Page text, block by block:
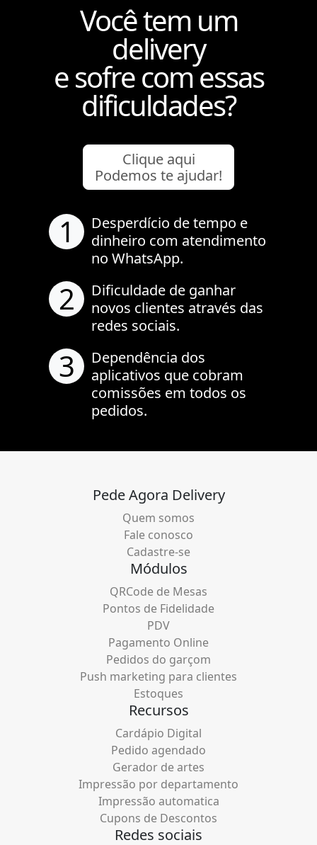
Você tem um
delivery
e sofre com essas
dificuldades?
Clique aqui
Podemos te ajudar!
1
Desperdício de tempo e
dinheiro com atendimento
no WhatsApp.
2
Dificuldade de ganhar
novos clientes através das
redes sociais.
3
Dependência dos
aplicativos que cobram
comissões em todos os
pedidos.
Pede Agora Delivery
Quem somos
Fale conosco
Cadastre-se
Módulos
QRCode de Mesas
Pontos de Fidelidade
PDV
Pagamento Online
Pedidos do garçom
Push marketing para clientes
Estoques
Recursos
Cardápio Digital
Pedido agendado
Gerador de artes
Impressão por departamento
Impressão automatica
Cupons de Descontos
Redes sociais